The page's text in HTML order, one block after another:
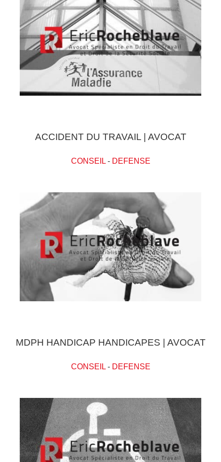
ACCIDENT DU TRAVAIL | AVOCAT
CONSEIL- DEFENSE
MDPH HANDICAP HANDICAPES | AVOCAT
CONSEIL- DEFENSE